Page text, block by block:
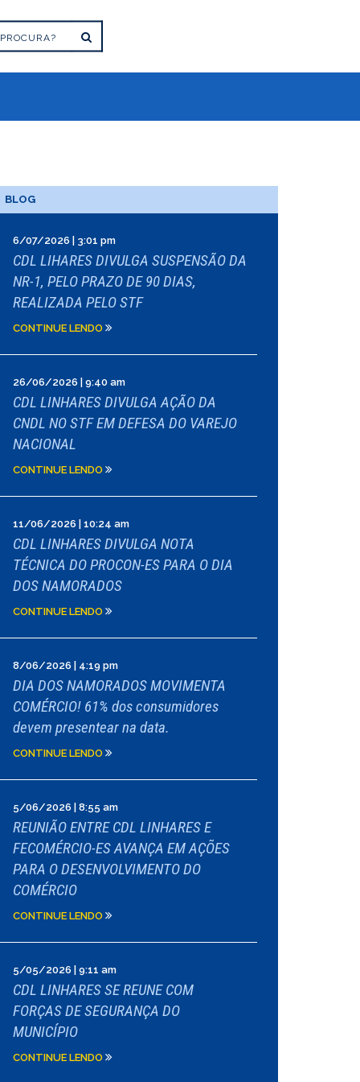
BLOG
6/07/2026 | 3:01 pm
CDL LIHARES DIVULGA SUSPENSÃO DA
NR-1, PELO PRAZO DE 90 DIAS,
REALIZADA PELO STF
CONTINUE LENDO
26/06/2026 | 9:40 am
CDL LINHARES DIVULGA AÇÃO DA
CNDL NO STF EM DEFESA DO VAREJO
NACIONAL
CONTINUE LENDO
11/06/2026 | 10:24 am
CDL LINHARES DIVULGA NOTA
TÉCNICA DO PROCON-ES PARA O DIA
DOS NAMORADOS
CONTINUE LENDO
8/06/2026 | 4:19 pm
DIA DOS NAMORADOS MOVIMENTA
COMÉRCIO! 61% dos consumidores
devem presentear na data.
CONTINUE LENDO
5/06/2026 | 8:55 am
REUNIÃO ENTRE CDL LINHARES E
FECOMÉRCIO-ES AVANÇA EM AÇÕES
PARA O DESENVOLVIMENTO DO
COMÉRCIO
CONTINUE LENDO
5/05/2026 | 9:11 am
CDL LINHARES SE REUNE COM
FORÇAS DE SEGURANÇA DO
MUNICÍPIO
CONTINUE LENDO